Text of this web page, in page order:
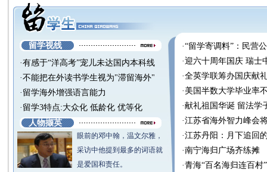
留学视线
·有感于“洋高考”宠儿未达国内本科线
·不能把在外读书学生视为"滞留海外"
· 留学海外增强语言能力
· 留学3特点:大众化 低龄化 优等化
人物撷英
眼前的邓中翰，温文尔雅，
采访中他提到最多的词语就
是爱国和责任。
·“留学寄调料”：民营
·迎六十周年国庆 瑞士
·全英学联筹办国庆献
· 美国半数大学毕业率
·献礼祖国华诞 留法学
·江苏省海外智力峰会
·江苏丹阳：月下追回
·南宁海归广场齐练摊
·青海“百名海归连百村